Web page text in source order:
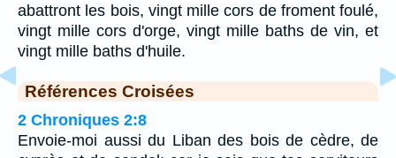
abattront les bois, vingt mille cors de froment foulé,
vingt mille cors d'orge, vingt mille baths de vin, et
vingt mille baths d'huile.
Références Croisées
2 Chroniques 2:8
Envoie-moi aussi du Liban des bois de cèdre, de